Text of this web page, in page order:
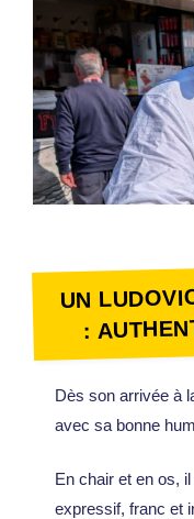
UN
:
Dès son arrivée à
avec sa bonne
En chair et en os,
expressif, franc et